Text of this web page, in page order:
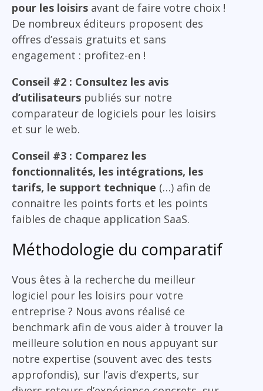
pour les loisirs avant de faire votre choix !
De nombreux éditeurs proposent des
offres d’essais gratuits et sans
engagement : profitez-en !
Conseil #2 : Consultez les avis
d’utilisateurs publiés sur notre
comparateur de logiciels pour les loisirs
et sur le web.
Conseil #3 : Comparez les
fonctionnalités, les intégrations, les
tarifs, le support technique (…) afin de
connaitre les points forts et les points
faibles de chaque application SaaS.
Méthodologie du comparatif
Vous êtes à la recherche du meilleur
logiciel pour les loisirs pour votre
entreprise ? Nous avons réalisé ce
benchmark afin de vous aider à trouver la
meilleure solution en nous appuyant sur
notre expertise (souvent avec des tests
approfondis), sur l’avis d’experts, sur